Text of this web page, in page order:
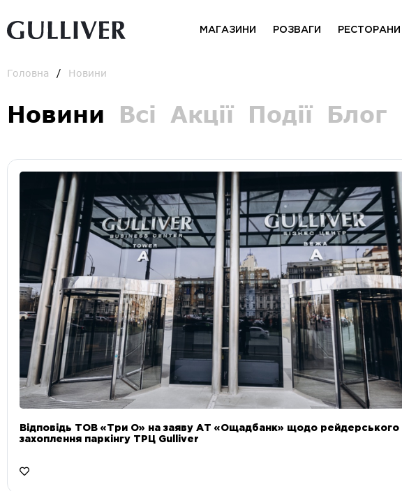
МАГАЗИНИ РОЗВАГИ РЕСТОРАНИ
Головна Новини
Новини Всі Акції Події Блог
Відповідь ТОВ «Три О» на заяву АТ «Ощадбанк» щодо рейдерського
захоплення паркінгу ТРЦ Gulliver